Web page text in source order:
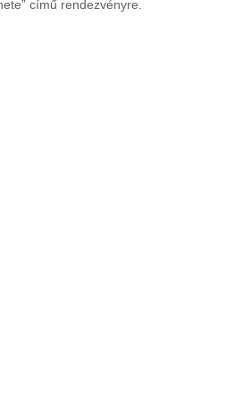
című rendezvényre.